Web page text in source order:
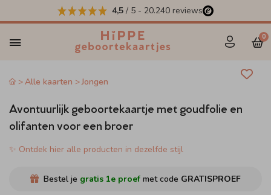
4,5 / 5 - 20.240 reviews
0
Alle kaarten Jongen
Avontuurlijk geboortekaartje met goudfolie en
olifanten voor een broer
✨ Ontdek hier alle producten in dezelfde stijl
Bestel je gratis 1e proef met code GRATISPROEF